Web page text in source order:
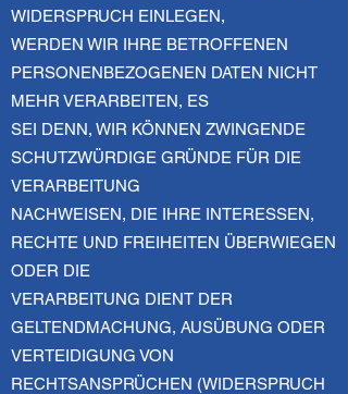
WIDERSPRUCH EINLEGEN,
WERDEN WIR IHRE BETROFFENEN
PERSONENBEZOGENEN DATEN NICHT
MEHR VERARBEITEN, ES
SEI DENN, WIR KÖNNEN ZWINGENDE
SCHUTZWÜRDIGE GRÜNDE FÜR DIE
VERARBEITUNG
NACHWEISEN, DIE IHRE INTERESSEN,
RECHTE UND FREIHEITEN ÜBERWIEGEN
ODER DIE
VERARBEITUNG DIENT DER
GELTENDMACHUNG, AUSÜBUNG ODER
VERTEIDIGUNG VON
RECHTSANSPRÜCHEN (WIDERSPRUCH